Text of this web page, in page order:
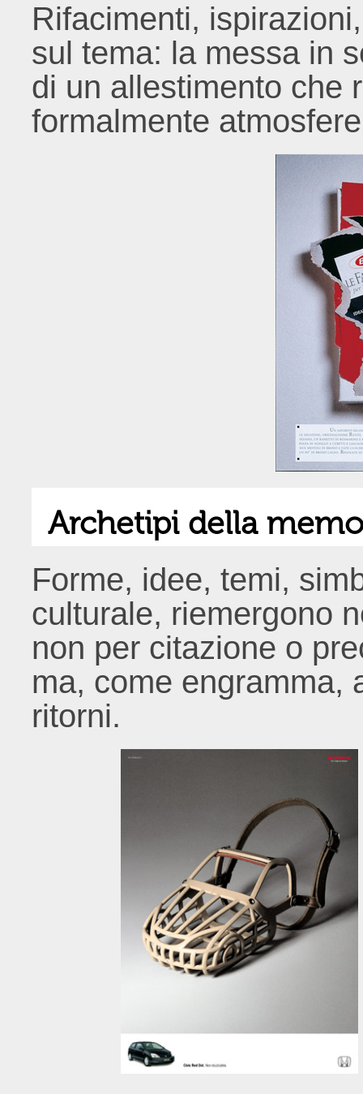
Rifacimenti,
sul tema: la messa in
di un allestimento che
formalmente
Archetipi della
Forme, idee, temi,
culturale, riemergono
non per citazione o
ma, come engramma,
ritorni.